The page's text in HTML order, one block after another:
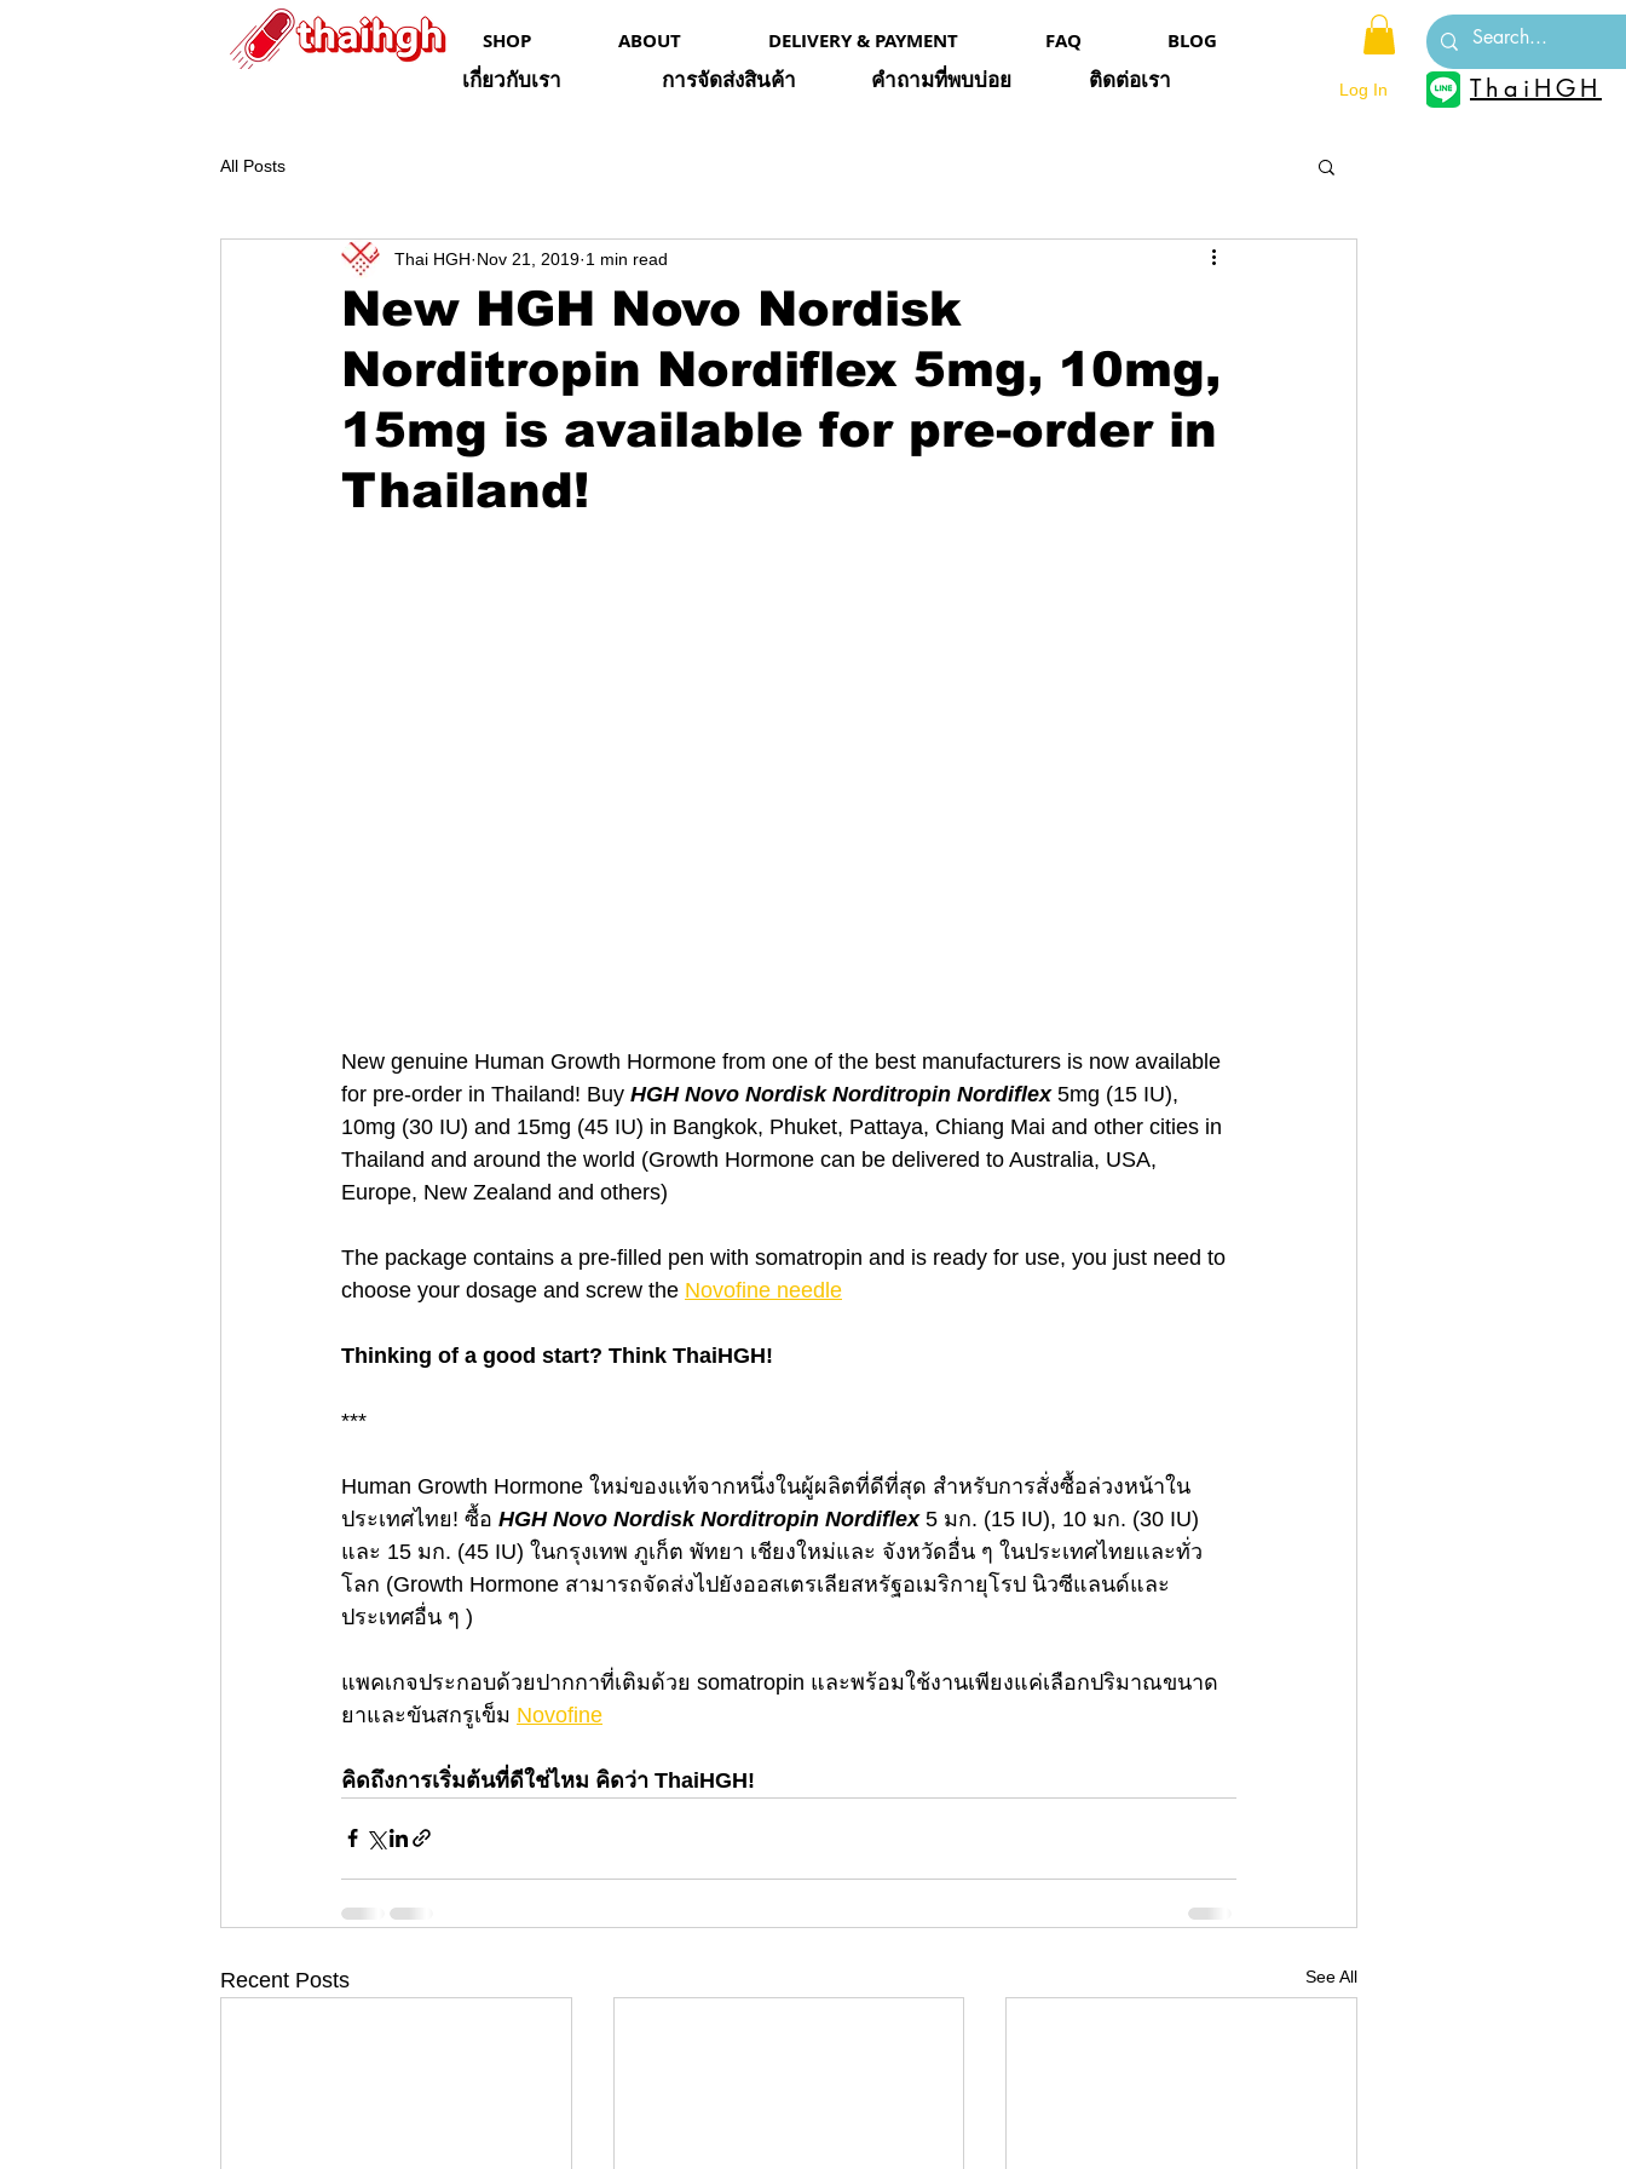
SHOP ABOUT DELIVERY & PAYMENT FAQ BLOG
เกี่ยวกับเรา การจัดส่งสินค้า Log In
ติดต่อเรา
คำถามที่พบบ่อย ThaiHGH
All Posts
New HGH Novo Nordisk
Norditropin Nordiflex 5mg, 10mg,
15mg is available for pre-order in
Thailand!
Thai HGH Nov 21, 2019 1 min read
New genuine Human Growth Hormone from one of the best manufacturers is now available
for pre-order in Thailand! Buy HGH Novo Nordisk Norditropin Nordiflex 5mg (15 IU),
10mg (30 IU) and 15mg (45 IU) in Bangkok, Phuket, Pattaya, Chiang Mai and other cities in
Thailand and around the world (Growth Hormone can be delivered to Australia, USA,
Europe, New Zealand and others)
The package contains a pre-filled pen with somatropin and is ready for use, you just need to
choose your dosage and screw the Novofine needle
Thinking of a good start? Think ThaiHGH!
***
Human Growth Hormone ใหม่ของแท้จากหนึ่งในผู้ผลิตที่ดีที่สุด สำหรับการสั่งซื้อล่วงหน้าใน
ประเทศไทย! ซื้อ HGH Novo Nordisk Norditropin Nordiflex 5 มก. (15 IU), 10 มก. (30 IU)
และ 15 มก. (45 IU) ในกรุงเทพ ภูเก็ต พัทยา เชียงใหม่และ จังหวัดอื่น ๆ ในประเทศไทยและทั่ว
โลก (Growth Hormone สามารถจัดส่งไปยังออสเตรเลียสหรัฐอเมริกายุโรป นิวซีแลนด์และ
ประเทศอื่น ๆ )
แพคเกจประกอบด้วยปากกาที่เติมด้วย somatropin และพร้อมใช้งานเพียงแค่เลือกปริมาณขนาด
ยาและขันสกรูเข็ม Novofine
คิดถึงการเริ่มต้นที่ดีใช่ไหม คิดว่า ThaiHGH!
Recent Posts See All